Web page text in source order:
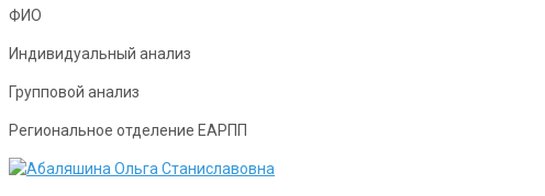
ФИО
Индивидуальный анализ
Групповой анализ
Региональное отделение ЕАРПП